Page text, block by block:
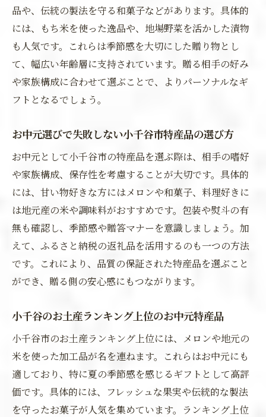
品や、伝統の製法を守る和菓子などがあります。具体的
には、もち米を使った逸品や、地場野菜を活かした漬物
も人気です。これらは季節感を大切にした贈り物とし
て、幅広い年齢層に支持されています。贈る相手の好み
や家族構成に合わせて選ぶことで、よりパーソナルなギ
フトとなるでしょう。
お中元選びで失敗しない小千谷市特産品の選び方
お中元として小千谷市の特産品を選ぶ際は、相手の嗜好
や家族構成、保存性を考慮することが大切です。具体的
には、甘い物好きな方にはメロンや和菓子、料理好きに
は地元産の米や調味料がおすすめです。包装や熨斗の有
無も確認し、季節感や贈答マナーを意識しましょう。加
えて、ふるさと納税の返礼品を活用するのも一つの方法
です。これにより、品質の保証された特産品を選ぶこと
ができ、贈る側の安心感にもつながります。
小千谷のお土産ランキング上位のお中元特産品
小千谷市のお土産ランキング上位には、メロンや地元の
米を使った加工品が名を連ねます。これらはお中元にも
適しており、特に夏の季節感を感じるギフトとして高評
価です。具体的には、フレッシュな果実や伝統的な製法
を守ったお菓子が人気を集めています。ランキング上位